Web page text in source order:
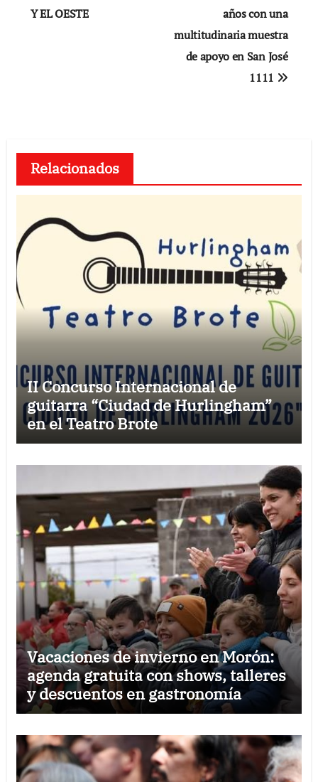
entradas
Y EL OESTE
años con una
multitudinaria muestra
de apoyo en San José
1111
Relacionados
II Concurso Internacional de
guitarra “Ciudad de Hurlingham”
en el Teatro Brote
Vacaciones de invierno en Morón:
agenda gratuita con shows, talleres
y descuentos en gastronomía